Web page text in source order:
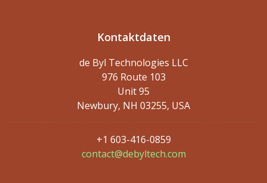
Kontaktdaten
de Byl Technologies LLC
976 Route 103
Unit 95
Newbury, NH 03255, USA
+1 603-416-0859
contact@debyltech.com